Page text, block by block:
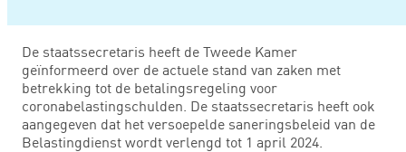
De staatssecretaris heeft de Tweede Kamer
geïnformeerd over de actuele stand van zaken met
betrekking tot de betalingsregeling voor
coronabelastingschulden. De staatssecretaris heeft ook
aangegeven dat het versoepelde saneringsbeleid van de
Belastingdienst wordt verlengd tot 1 april 2024.